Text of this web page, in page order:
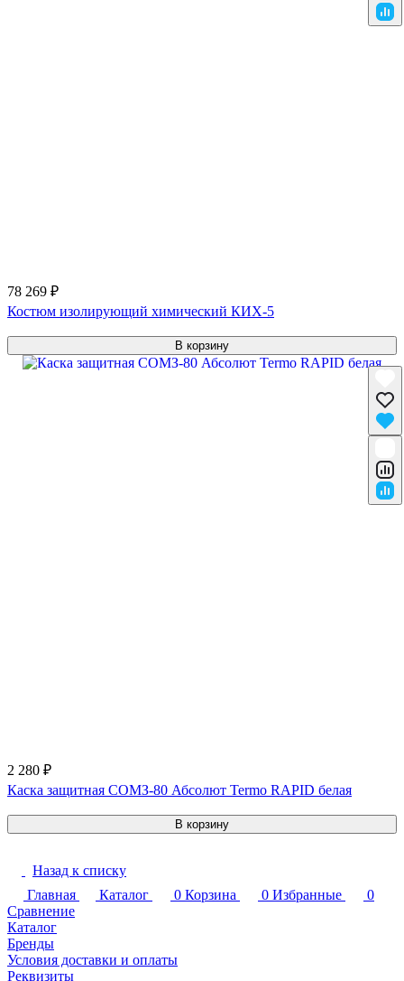
78 269 ₽
Костюм изолирующий химический КИХ-5
В корзину
2 280 ₽
Каска защитная СОМЗ-80 Абсолют Termo RAPID белая
В корзину
Назад к списку
Главная
Каталог 0 Корзина 0 Избранные
0
Сравнение
Каталог
Бренды
Условия доставки и оплаты
Реквизиты